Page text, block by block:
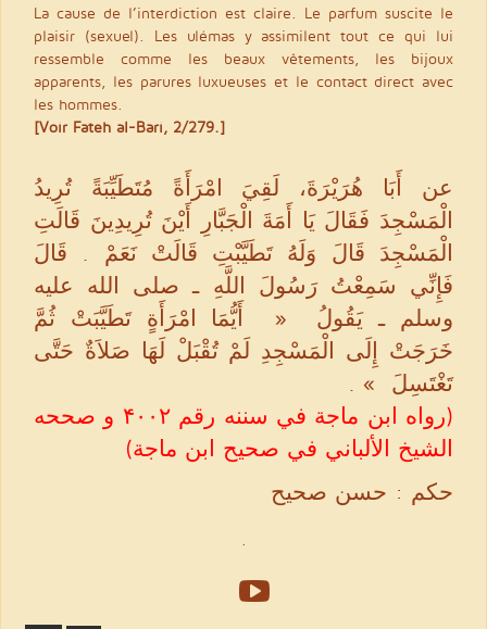
La cause de l’interdiction est claire. Le parfum suscite le
plaisir (sexuel). Les ulémas y assimilent tout ce qui lui
ressemble comme les beaux vêtements, les bijoux
apparents, les parures luxueuses et le contact direct avec
les hommes.
[Voir Fateh al-Bari, 2/279.]
عن أَبَا هُرَيْرَةَ، لَقِيَ امْرَأَةً مُتَطَيِّبَةً تُرِيدُ
الْمَسْجِدَ فَقَالَ يَا أَمَةَ الْجَبَّارِ أَيْنَ تُرِيدِينَ قَالَتِ
الْمَسْجِدَ قَالَ وَلَهُ تَطَيَّبْتِ قَالَتْ نَعَمْ ‏.‏ قَالَ
فَإِنِّي سَمِعْتُ رَسُولَ اللَّهِ ـ صلى الله عليه
وسلم ـ يَقُولُ ‏ « ‏ أَيُّمَا امْرَأَةٍ تَطَيَّبَتْ ثُمَّ
خَرَجَتْ إِلَى الْمَسْجِدِ لَمْ تُقْبَلْ لَهَا صَلاَةٌ حَتَّى
تَغْتَسِلَ ‏ »‏ ‏.‏
(رواه ابن ماجة في سننه رقم ۴۰۰۲ و صححه
الشيخ الألباني في صحيح ابن ماجة)
حكم : حسن صحيح